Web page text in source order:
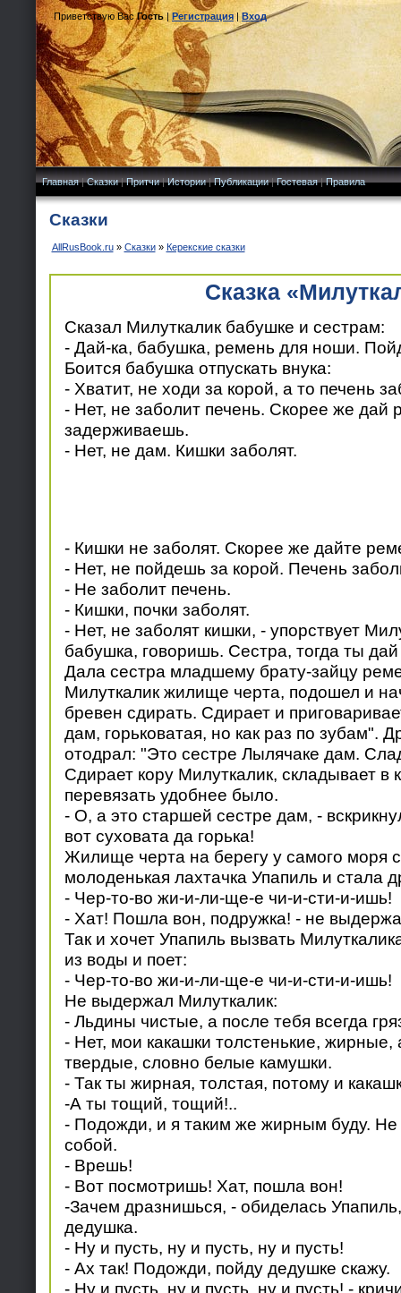
Приветствую Вас Гость|Регистрация|Вход
Главная|Сказки|Притчи|Истории|Публикации|Гостевая|Правила
Сказки
AllRusBook.ru» Сказки» Керекские сказки
Сказка
Сказал Милуткалик бабушке и сестрам:
- Дай-ка, бабушка, ремень для ноши.
Боится бабушка отпускать внука:
- Хватит, не ходи за корой, а то печень
- Нет, не заболит печень. Скорее же дай
задерживаешь.
- Нет, не дам. Кишки заболят.
- Кишки не заболят. Скорее же дайте
- Нет, не пойдешь за корой. Печень
- Не заболит печень.
- Кишки, почки заболят.
- Нет, не заболят кишки, - упорствует
бабушка, говоришь. Сестра, тогда ты
Дала сестра младшему брату-зайцу
Милуткалик жилище черта, подошел и
бревен сдирать. Сдирает и
дам, горьковатая, но как раз по зубам".
отодрал: "Это сестре Лылячаке дам.
Сдирает кору Милуткалик, складывает в
перевязать удобнее было.
- О, а это старшей сестре дам, -
вот суховата да горька!
Жилище черта на берегу у самого моря
молоденькая лахтачка Упапиль и стала
- Чер-то-во жи-и-ли-ще-е чи-и-сти-и-ишь!
- Хат! Пошла вон, подружка! - не
Так и хочет Упапиль вызвать
из воды и поет:
- Чер-то-во жи-и-ли-ще-е чи-и-сти-и-ишь!
Не выдержал Милуткалик:
- Льдины чистые, а после тебя всегда
- Нет, мои какашки толстенькие, жирные,
твердые, словно белые камушки.
- Так ты жирная, толстая, потому и
-А ты тощий, тощий!..
- Подожди, и я таким же жирным буду.
собой.
- Врешь!
- Вот посмотришь! Хат, пошла вон!
-Зачем дразнишься, - обиделась
дедушка.
- Ну и пусть, ну и пусть, ну и пусть!
- Ах так! Подожди, пойду дедушке скажу.
- Ну и пусть, ну и пусть, ну и пусть! -